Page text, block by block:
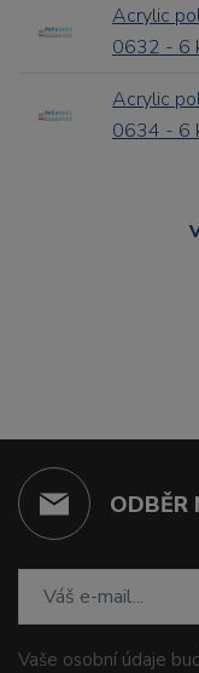
Acrylic
0632 - 6
Acrylic
0634 - 6
ODBĚR
Vaše osobní údaje